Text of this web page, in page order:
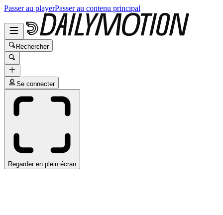
Passer au playerPasser au contenu principal
Rechercher
Se connecter
Regarder en plein écran